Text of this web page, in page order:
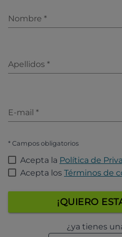
Nombre *
Apellidos *
E-mail *
* Campos obligatorios
Acepta la Política de
Acepta los Términos de
¡QUIERO
¿ya tienes